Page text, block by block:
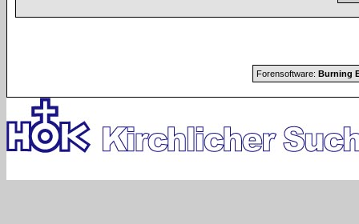
Forensoftware: Burning